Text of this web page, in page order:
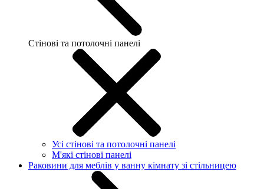
Стінові та потолочні панелі
Усі стінові та потолочні панелі
М'які стінові панелі
Раковини для меблів у ванну кімнату зі стільницею